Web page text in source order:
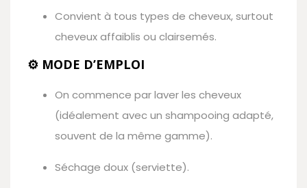
Convient à tous types de cheveux, surtout
cheveux affaiblis ou clairsemés.
⚙️ MODE D’EMPLOI
On commence par laver les cheveux
(idéalement avec un shampooing adapté,
souvent de la même gamme).
Séchage doux (serviette).